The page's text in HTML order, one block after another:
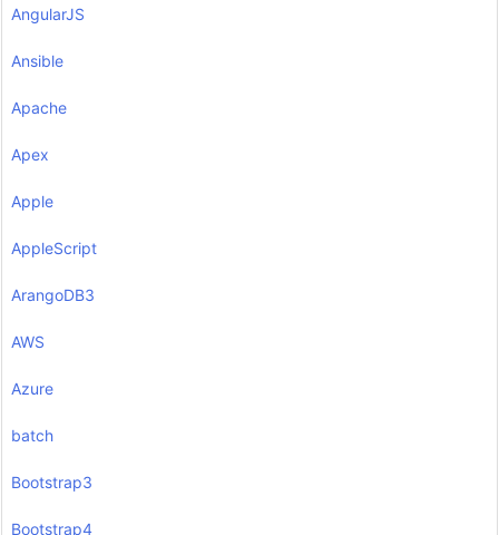
AngularJS
Ansible
Apache
Apex
Apple
AppleScript
ArangoDB3
AWS
Azure
batch
Bootstrap3
Bootstrap4